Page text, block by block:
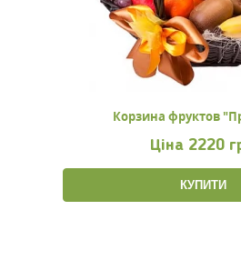
Корзина фруктов
Ціна 2220
КУПИТИ